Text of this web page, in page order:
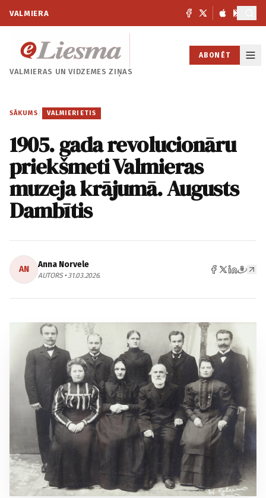
VALMIERA
VALMIERAS UNVIDZEMES ZIŅAS
ABONĒT
SĀKUMS / VALMIERIETIS
1905. gada revolucionāru
priekšmeti Valmieras
muzeja krājumā. Augusts
Dambītis
AN Anna Norvele
AUTORS • 31.03.2026.